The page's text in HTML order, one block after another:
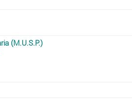
(M.U.S.P.)